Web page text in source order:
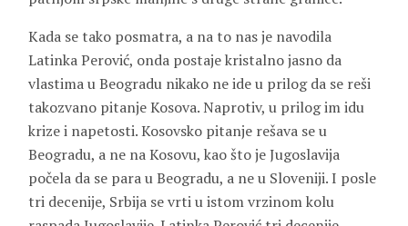
Kada se tako posmatra, a na to nas je navodila
Latinka Perović, onda postaje kristalno jasno da
vlastima u Beogradu nikako ne ide u prilog da se reši
takozvano pitanje Kosova. Naprotiv, u prilog im idu
krize i napetosti. Kosovsko pitanje rešava se u
Beogradu, a ne na Kosovu, kao što je Jugoslavija
počela da se para u Beogradu, a ne u Sloveniji. I posle
tri decenije, Srbija se vrti u istom vrzinom kolu